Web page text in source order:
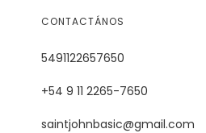
CONTACTÁNOS
5491122657650
+54 9 11 2265-7650
saintjohnbasic@gmail.com